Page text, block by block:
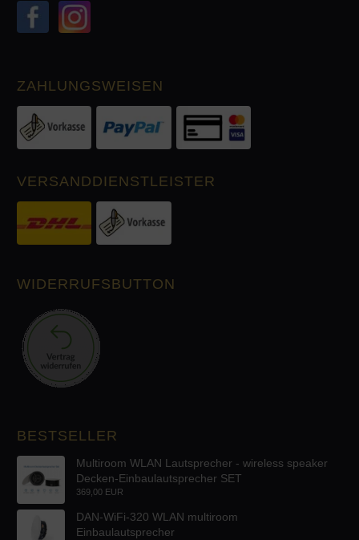
ZAHLUNGSWEISEN
VERSANDDIENSTLEISTER
WIDERRUFSBUTTON
BESTSELLER
Multiroom WLAN Lautsprecher - wireless speaker
Decken-Einbaulautsprecher SET
369,00 EUR
DAN-WiFi-320 WLAN multiroom
Einbaulautsprecher